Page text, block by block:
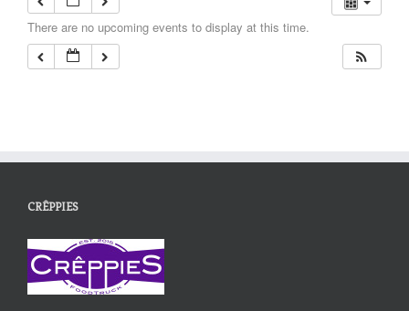
There are no upcoming events to display at this time.
CRÊPPIES